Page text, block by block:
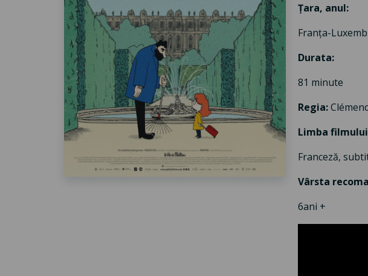
Țara, anul:
Franța-
Durata:
81 minute
Regia:
Limba filmului
Franceză,
Vârsta
6ani +